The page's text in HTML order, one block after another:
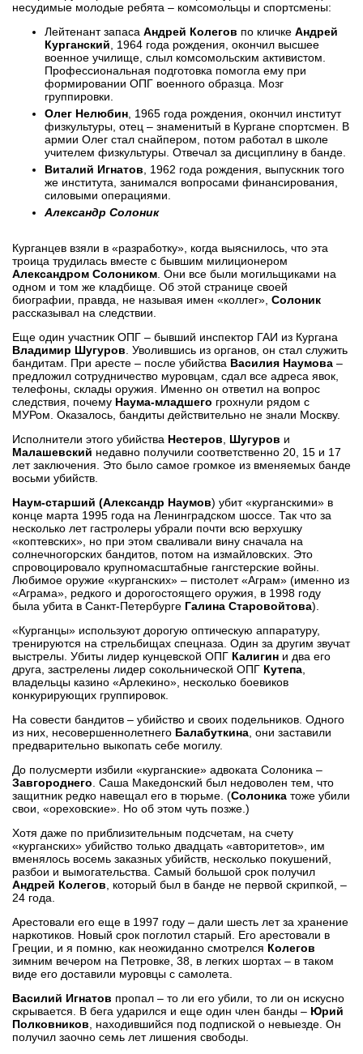
несудимые молодые ребята – комсомольцы и спортсмены:
Лейтенант запаса Андрей Колегов по кличке Андрей
Курганский , 1964 года рождения, окончил высшее
военное училище, слыл комсомольским активистом.
Профессиональная подготовка помогла ему при
формировании ОПГ военного образца. Мозг
группировки.
Олег Нелюбин , 1965 года рождения, окончил институт
физкультуры, отец – знаменитый в Кургане спортсмен. В
армии Олег стал снайпером, потом работал в школе
учителем физкультуры. Отвечал за дисциплину в банде.
Виталий Игнатов , 1962 года рождения, выпускник того
же института, занимался вопросами финансирования,
силовыми операциями.
Александр Солоник
Курганцев взяли в «разработку», когда выяснилось, что эта
троица трудилась вместе с бывшим милиционером
Александром Солоником . Они все были могильщиками на
одном и том же кладбище. Об этой странице своей
биографии, правда, не называя имен «коллег», Солоник
рассказывал на следствии.
Еще один участник ОПГ – бывший инспектор ГАИ из Кургана
Владимир Шугуров . Уволившись из органов, он стал служить
бандитам. При аресте – после убийства Василия Наумова –
предложил сотрудничество муровцам, сдал все адреса явок,
телефоны, склады оружия. Именно он ответил на вопрос
следствия, почему Наума-младшего грохнули рядом с
МУРом. Оказалось, бандиты действительно не знали Москву.
Исполнители этого убийства Нестеров Шугуров и
Малашевский недавно получили соответственно 20, 15 и 17
лет заключения. Это было самое громкое из вменяемых банде
восьми убийств.
Наум-старший (Александр Наумов) убит «курганскими» в
конце марта 1995 года на Ленинградском шоссе. Так что за
несколько лет гастролеры убрали почти всю верхушку
«коптевских», но при этом сваливали вину сначала на
солнечногорских бандитов, потом на измайловских. Это
спровоцировало крупномасштабные гангстерские войны.
Любимое оружие «курганских» – пистолет «Аграм» (именно из
«Аграма», редкого и дорогостоящего оружия, в 1998 году
была убита в Санкт-Петербурге Галина Старовойтова).
«Курганцы» используют дорогую оптическую аппаратуру,
тренируются на стрельбищах спецназа. Один за другим звучат
выстрелы. Убиты лидер кунцевской ОПГ Калигин и два его
друга, застрелены лидер сокольнической ОПГ Кутепа
владельцы казино «Арлекино», несколько боевиков
конкурирующих группировок.
На совести бандитов – убийство и своих подельников. Одного
из них, несовершеннолетнего Балабуткина , они заставили
предварительно выкопать себе могилу.
До полусмерти избили «курганские» адвоката Солоника –
Завгороднего . Саша Македонский был недоволен тем, что
защитник редко навещал его в тюрьме. (Солоника тоже убили
свои, «ореховские». Но об этом чуть позже.)
Хотя даже по приблизительным подсчетам, на счету
«курганских» убийство только двадцать «авторитетов», им
вменялось восемь заказных убийств, несколько покушений,
разбои и вымогательства. Самый большой срок получил
Андрей Колегов , который был в банде не первой скрипкой, –
24 года.
Арестовали его еще в 1997 году – дали шесть лет за хранение
наркотиков. Новый срок поглотил старый. Его арестовали в
Греции, и я помню, как неожиданно смотрелся Колегов
зимним вечером на Петровке, 38, в легких шортах – в таком
виде его доставили муровцы с самолета.
Василий Игнатов пропал – то ли его убили, то ли он искусно
скрывается. В бега ударился и еще один член банды – Юрий
Полковников , находившийся под подпиской о невыезде. Он
получил заочно семь лет лишения свободы.